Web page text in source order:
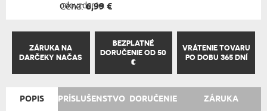
odovzdanie.
Cena:6,99 €
ZÁRUKA NA
DARČEKY NAČAS
BEZPLATNÉ
DORUČENIE OD 50
€
VRÁTENIE TOVARU
PO DOBU 365 DNÍ
POPIS PRÍSLUŠENSTVO DORUČENIE ZÁRUKA